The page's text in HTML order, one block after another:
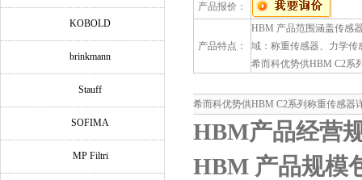
KOBOLD
brinkmann
Stauff
SOFIMA
MP Filtri
产品报价：
产品特点：
HBM 产品范围涵盖传感
域：称重传感器、力学
希而科优势供HBM C2系
希而科优势供HBM C2系列称重传感器
HBM产品经营
HBM 产品规模